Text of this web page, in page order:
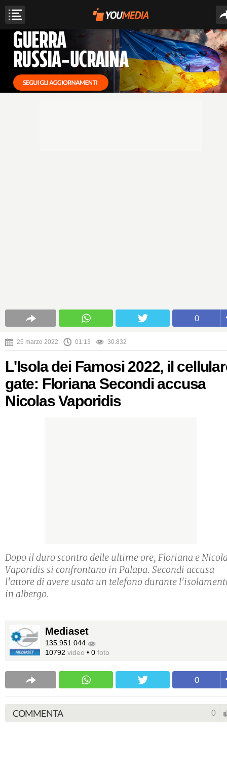
0
25 marzo 2022 01:13 30.832
L'Isola dei Famosi 2022, il
gate: Floriana Secondi accusa
Nicolas Vaporidis
Dopo il duro scontro delle ultime ore, Floriana e
Vaporidis si confrontano in Palapa. Secondi accusa
l'attore di avere usato un telefono durante
in albergo.
Mediaset
135.951.044
10792 video • 0 foto
0
COMMENTA 0